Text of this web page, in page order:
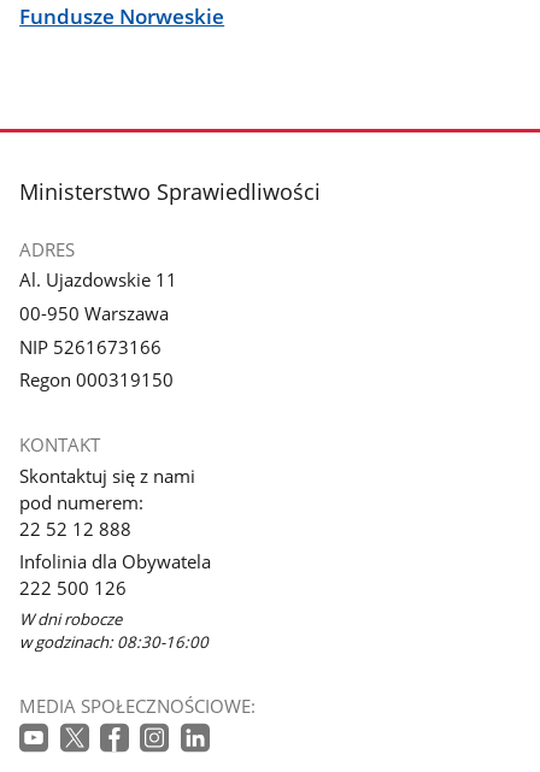
Fundusze Norweskie
stopka
Ministerstwo Sprawiedliwości
ADRES
Al. Ujazdowskie 11
00-950 Warszawa
NIP 5261673166
Regon 000319150
KONTAKT
Skontaktuj się z nami
pod numerem:
22 52 12 888
Infolinia dla Obywatela
222 500 126
W dni robocze
w godzinach: 08:30-16:00
MEDIA SPOŁECZNOŚCIOWE: